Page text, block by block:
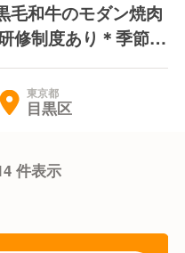
毛和牛のモダン焼肉
修制度あり＊季節休
東京都
目黒区
件表示